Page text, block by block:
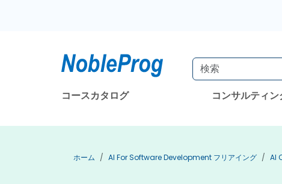
コースカタログ コンサルティ
ホーム AI For Software Development フリアイング AI